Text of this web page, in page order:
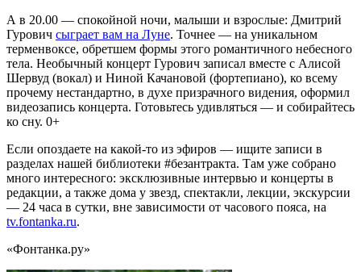
А в 20.00 — спокойной ночи, малыши и взрослые: Дмитрий
Гурович сыграет вам на Луне. Точнее — на уникальном
терменвоксе, обретшем формы этого романтичного небесного
тела. Необычный концерт Гурович записал вместе с Алисой
Шервуд (вокал) и Ниной Качановой (фортепиано), ко всему
прочему нестандартно, в духе призрачного видения, оформил
видеозапись концерта. Готовьтесь удивляться — и собирайтесь
ко сну. 0+
Если опоздаете на какой-то из эфиров — ищите записи в
разделах нашей библиотеки #безантракта. Там уже собрано
много интересного: эксклюзивные интервью и концерты в
редакции, а также дома у звезд, спектакли, лекции, экскурсии
— 24 часа в сутки, вне зависимости от часового пояса, на
tv.fontanka.ru.
«Фонтанка.ру»